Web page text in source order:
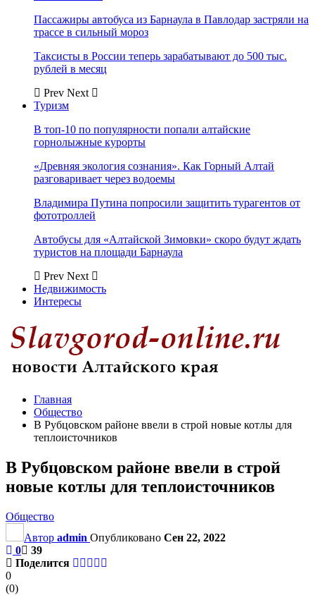
Пассажиры автобуса из Барнаула в Павлодар застряли на
трассе в сильный мороз
Таксисты в России теперь зарабатывают до 500 тыс.
рублей в месяц
Prev Next
Туризм
В топ-10 по популярности попали алтайские
горнолыжные курорты
«Древняя экология сознания». Как Горный Алтай
разговаривает через водоемы
Владимира Путина попросили защитить турагентов от
фототроллей
Автобусы для «Алтайской Зимовки» скоро будут ждать
туристов на площади Барнаула
Prev Next
Недвижимость
Интересы
Главная
Общество
В Рубцовском районе ввели в строй новые котлы для
теплоисточников
В Рубцовском районе ввели в строй
новые котлы для теплоисточников
Общество
Автор admin Опубликовано Сен 22, 2022
0
39
Поделится
0
(0)